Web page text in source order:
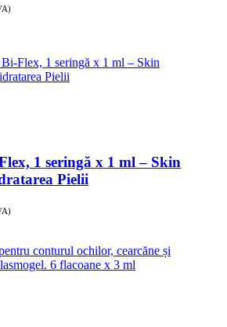
1 seringă x 1 ml – Skin
Pielii